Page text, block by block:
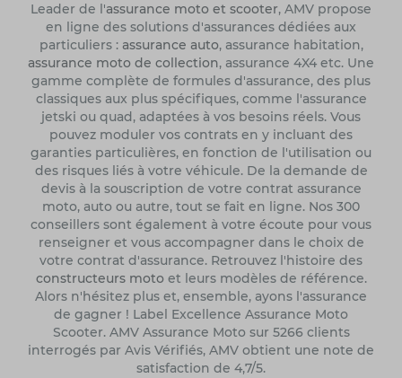
Leader de l'assurance moto et scooter, AMV propose
en ligne des solutions d'assurances dédiées aux
particuliers : assurance auto, assurance habitation,
assurance moto de collection, assurance 4X4 etc. Une
gamme complète de formules d'assurance, des plus
classiques aux plus spécifiques, comme l'assurance
jetski ou quad, adaptées à vos besoins réels. Vous
pouvez moduler vos contrats en y incluant des
garanties particulières, en fonction de l'utilisation ou
des risques liés à votre véhicule. De la demande de
devis à la souscription de votre contrat assurance
moto, auto ou autre, tout se fait en ligne. Nos 300
conseillers sont également à votre écoute pour vous
renseigner et vous accompagner dans le choix de
votre contrat d'assurance. Retrouvez l'histoire des
constructeurs motoet leurs modèles de référence.
Alors n'hésitez plus et, ensemble, ayons l'assurance
de gagner ! Label Excellence Assurance Moto
Scooter. AMV Assurance Moto sur 5266 clients
interrogés par Avis Vérifiés, AMV obtient une note de
satisfaction de 4,7/5.